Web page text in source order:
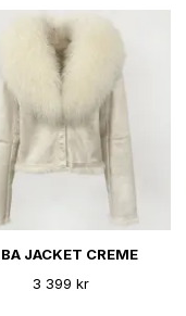
JACKET CREME
3 399 kr